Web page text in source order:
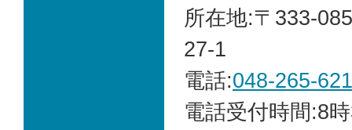
所在地:〒333-
27-1
電話:048-265-
電話受付時間:8